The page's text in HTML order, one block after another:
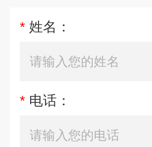
* 姓名：
* 电话：